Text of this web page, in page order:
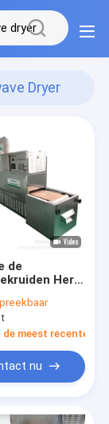
Dryer
de
Herb
van
de meest recente
nu